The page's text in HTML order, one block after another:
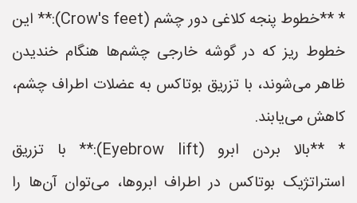
* **خطوط پنجه کلاغی دور چشم (Crow's feet):** این
خطوط ریز که در گوشه خارجی چشم‌ها هنگام خندیدن
ظاهر می‌شوند، با تزریق بوتاکس به عضلات اطراف چشم،
کاهش می‌یابند.
* **بالا بردن ابرو (Eyebrow lift):** با تزریق
استراتژیک بوتاکس در اطراف ابروها، می‌توان آن‌ها را